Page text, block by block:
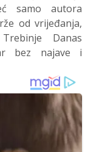
samo autora
od vrijeđanja,
Danas
bez najave i